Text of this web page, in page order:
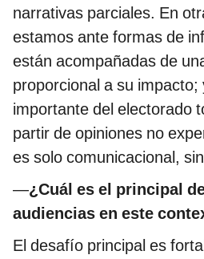
narrativas parciales. En
estamos ante formas de
están acompañadas de
proporcional a su impacto;
importante del electorado
partir de opiniones no
es solo comunicacional,
—¿Cuál es el principal
audiencias en este
El desafío principal es